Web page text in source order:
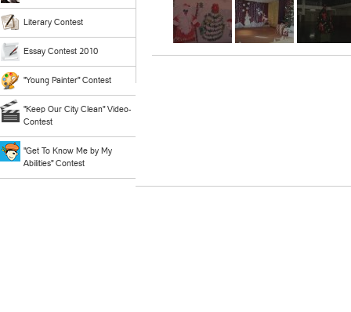
Literary Contest
Essay Contest 2010
"Young Painter" Contest
"Keep Our City Clean" Video-
Contest
"Get To Know Me by My
Abilities" Contest